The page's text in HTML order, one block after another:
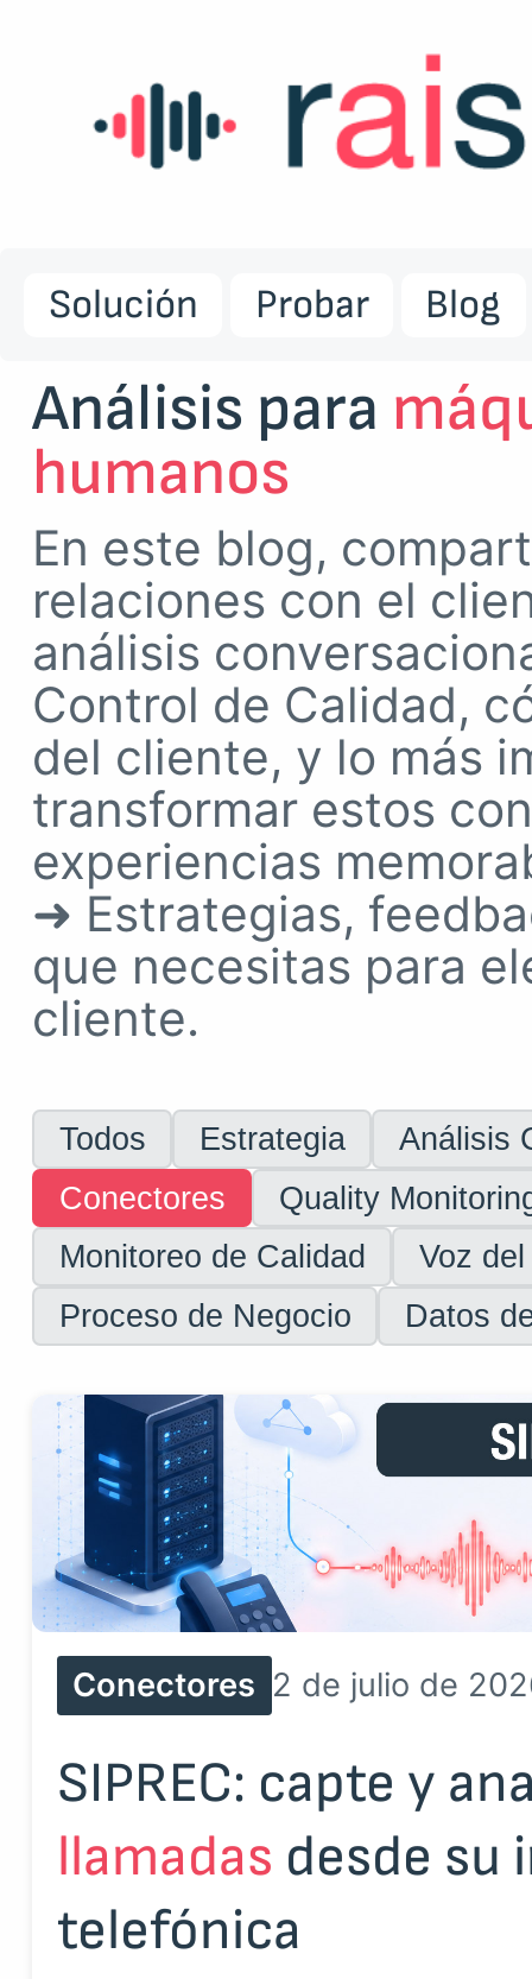
Solución Probar Blog
Análisis para
humanos
En este blog,
relaciones con el
análisis
Control de Calidad,
del cliente, y lo más
transformar estos
experiencias
➜ Estrategias,
que necesitas para
cliente.
Todos Estrategia
Análisis
Conectores
Quality
Monitoreo de Calidad
Voz
Proceso de Negocio
Datos
Conectores 2 de julio de
SIPREC: capte y
llamadas desde
telefónica